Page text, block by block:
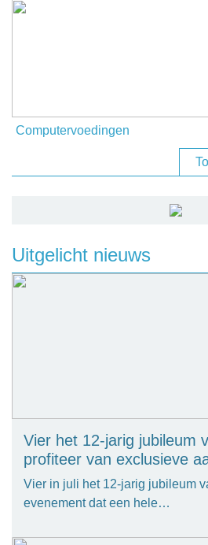
Computervoedingen
Uitgelicht nieuws
Vier het 12-jarig jubileum
profiteer van exclusieve
Vier in juli het 12-jarig jubileum
evenement dat een hele…